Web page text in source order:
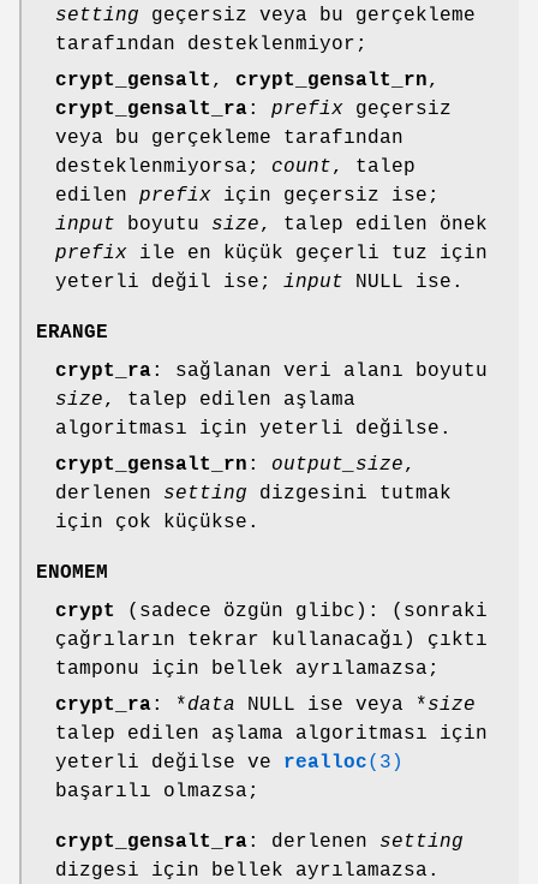
setting geçersiz veya bu gerçekleme
tarafından desteklenmiyor;
crypt_gensalt , crypt_gensalt_rn,
crypt_gensalt_ra: prefix geçersiz
veya bu gerçekleme tarafından
desteklenmiyorsa; count, talep
edilen prefix için geçersiz ise;
input boyutu size, talep edilen önek
prefix ile en küçük geçerli tuz için
yeterli değil ise; input NULL ise.
ERANGE
crypt_ra: sağlanan veri alanı boyutu
size, talep edilen aşlama
algoritması için yeterli değilse.
crypt_gensalt_rn : output_size,
derlenen setting dizgesini tutmak
için çok küçükse.
ENOMEM
crypt
(sadece özgün glibc): (sonraki
çağrıların tekrar kullanacağı) çıktı
tamponu için bellek ayrılamazsa;
crypt_ra: *data NULL ise veya *size
talep edilen aşlama algoritması için
yeterli değilse ve realloc(3)
başarılı olmazsa;
crypt_gensalt_ra: derlenen setting
dizgesi için bellek ayrılamazsa.